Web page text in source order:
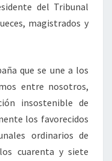
del Tribunal
magistrados y
que se une a los
entre nosotros,
insostenible de
los favorecidos
ordinarios de
cuarenta y siete